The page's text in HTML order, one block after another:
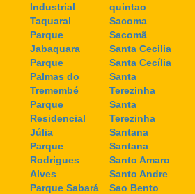
Industrial
Taquaral
Parque
Jabaquara
Parque
Palmas do
Tremembé
Parque
Residencial
Júlia
Parque
Rodrigues
Alves
Parque Sabará
quintao
Sacoma
Sacomã
Santa Cecilia
Santa Cecília
Santa
Terezinha
Santa
Terezinha
Santana
Santana
Santo Amaro
Santo Andre
Sao Bento